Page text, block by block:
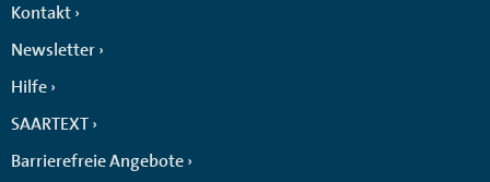
Kontakt
Newsletter
Hilfe
SAARTEXT
Barrierefreie Angebote